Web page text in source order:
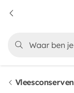
Vleesconserven